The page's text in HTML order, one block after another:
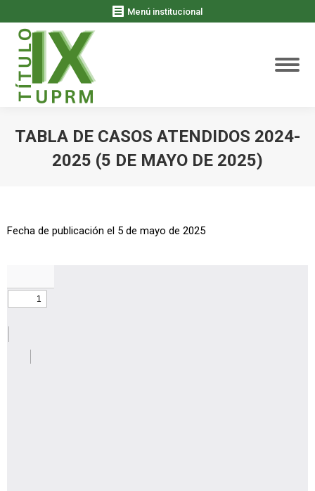
Menú institucional
TABLA DE CASOS ATENDIDOS 2024-
2025 (5 DE MAYO DE 2025)
Fecha de publicación el 5 de mayo de 2025